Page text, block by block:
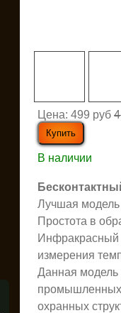
Цена: 499 руб
В наличии
Лучшая модель
Простота в
Инфракрасный
измерения
Данная модель
промышленных
охранных